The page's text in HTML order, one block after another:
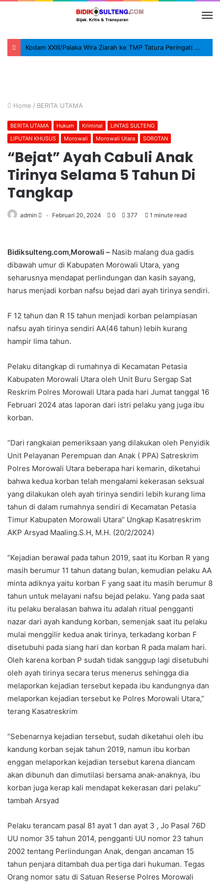
Kodam XXIII/Palaka Wira Ziarah ke TMP Tatura Peringati HUT ke-1
Home / BERITA UTAMA
BERITA UTAMA Hukum Kriminal
LINTAS SULTENG
LIPUTAN KHUSUS
Morowali Morowali Utara SOROTAN
“Bejat” Ayah Cabuli Anak
Tirinya Selama 5 Tahun Di
Tangkap
admin Februari 20, 2024 0 377 1 minute read
Bidiksulteng.com,Morowali – Nasib malang dua gadis
dibawah umur di Kabupaten Morowali Utara, yang
seharusnya mendapat perlindungan dan kasih sayang,
harus menjadi korban nafsu bejad dari ayah tirinya sendiri.
F 12 tahun dan R 15 tahun menjadi korban pelampiasan
nafsu ayah tirinya sendiri AA(46 tahun) lebih kurang
hampir lima tahun.
Pelaku ditangkap di rumahnya di Kecamatan Petasia
Kabupaten Morowali Utara oleh Unit Buru Sergap Sat
Reskrim Polres Morowali Utara pada hari Jumat tanggal 16
Februari 2024 atas laporan dari istri pelaku yang juga ibu
korban.
“Dari rangkaian pemeriksaan yang dilakukan oleh Penyidik
Unit Pelayanan Perempuan dan Anak ( PPA) Satreskrim
Polres Morowali Utara beberapa hari kemarin, diketahui
bahwa kedua korban telah mengalami kekerasan seksual
yang dilakukan oleh ayah tirinya sendiri lebih kurang lima
tahun di dalam rumahnya sendiri di Kecamatan Petasia
Timur Kabupaten Morowali Utara” Ungkap Kasatreskrim
AKP Arsyad Maaling.S.H, M.H. (20/2/2024)
“Kejadian berawal pada tahun 2019, saat itu Korban R yang
masih berumur 11 tahun datang bulan, kemudian pelaku AA
minta adiknya yaitu korban F yang saat itu masih berumur 8
tahun untuk melayani nafsu bejad pelaku. Yang pada saat
itu pelaku beralasan bahwa itu adalah ritual pengganti
nazar dari ayah kandung korban, semenjak saat itu pelaku
mulai menggilir kedua anak tirinya, terkadang korban F
disetubuhi pada siang hari dan korban R pada malam hari.
Oleh karena korban P sudah tidak sanggup lagi disetubuhi
oleh ayah tirinya secara terus menerus sehingga dia
melaporkan kejadian tersebut kepada ibu kandungnya dan
melaporkan kejadian tersebut ke Polres Morowali Utara,”
terang Kasatreskrim
“Sebenarnya kejadian tersebut, sudah diketahui oleh ibu
kandung korban sejak tahun 2019, namun ibu korban
enggan melaporkan kejadian tersebut karena diancam
akan dibunuh dan dimutilasi bersama anak-anaknya, ibu
korban juga kerap kali mendapat kekerasan dari pelaku”
tambah Arsyad
Pelaku terancam pasal 81 ayat 1 dan ayat 3 , Jo Pasal 76D
UU nomor 35 tahun 2014, pengganti UU nomor 23 tahun
2002 tentang Perlindungan Anak, dengan ancaman 15
tahun penjara ditambah dua pertiga dari hukuman. Tegas
Orang nomor satu di Satuan Reserse Polres Morowali